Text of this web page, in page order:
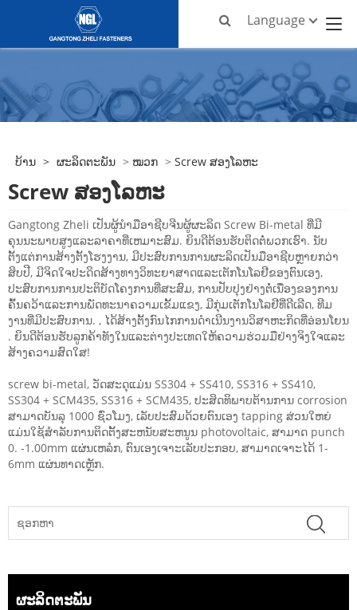
Language
ບ້ານ > ຜະລິດຕະພັນ > ໝວກ > Screw ສອງໂລຫະ
Screw ສອງໂລຫະ
Gangtong Zheli ເປັນຜູ້ນໍາມືອາຊີບຈີນຜູ້ຜະລິດ Screw Bi-metal ທີ່ມີ
ຄຸນນະພາບສູງແລະລາຄາທີ່ເຫມາະສົມ. ຍິນດີຕ້ອນຮັບຕິດຕໍ່ພວກເຮົາ. ນັບ
ຕັ້ງແຕ່ການສ້າງຕັ້ງໂຮງງານ, ມີປະສົບການການຜະລິດເປັນມືອາຊີບຫຼາຍກວ່າ
ສິບປີ, ມີຈິດໃຈປະດິດສ້າງທາງວິທະຍາສາດແລະເຕັກໂນໂລຢີຂອງຕົນເອງ,
ປະສົບການການປະຕິບັດໂຄງການທີ່ສະສົມ, ການປັບປຸງຢ່າງຕໍ່ເນື່ອງຂອງການ
ຄົ້ນຄວ້າແລະການພັດທະນາຄວາມເຂັ້ມແຂງ, ມີກຸ່ມເຕັກໂນໂລຢີທີ່ດີເລີດ, ທີມ
ງານທີ່ມີປະສົບການ. , ໄດ້​ສ້າງ​ຕັ້ງ​ກົນ​ໄກ​ການ​ດໍາ​ເນີນ​ງານ​ວິ​ສາ​ຫະ​ກິດ​ທີ່​ອ່ອນ​ໂຍນ​
. ຍິນ​ດີ​ຕ້ອນ​ຮັບ​ລູກ​ຄ້າ​ທັງ​ໃນ​ແລະ​ຕ່າງ​ປະ​ເທດ​ໃຫ້​ຄວາມ​ຮ່ວມ​ມື​ຢ່າງ​ຈິງ​ໃຈ​ແລະ​
ສ້າງ​ຄວາມ​ສົດ​ໃສ​!
screw bi-metal, ວັດສະດຸແມ່ນ SS304 + SS410, SS316 + SS410,
SS304 + SCM435, SS316 + SCM435, ປະສິດທິພາບຕ້ານການ corrosion
ສາມາດບັນລຸ 1000 ຊົ່ວໂມງ, ເລັບປະສົມດ້ວຍຕົນເອງ tapping ສ່ວນໃຫຍ່
ແມ່ນໃຊ້ສໍາລັບການຕິດຕັ້ງສະຫນັບສະຫນູນ photovoltaic, ສາມາດ punch
0. -1.00mm ແຜ່ນເຫລໍກ, ຕົນເອງເຈາະເລັບປະກອບ, ສາມາດເຈາະໄດ້ 1-
6mm ແຜ່ນທາດເຫຼັກ.
ຜະລິດຕະພັນ